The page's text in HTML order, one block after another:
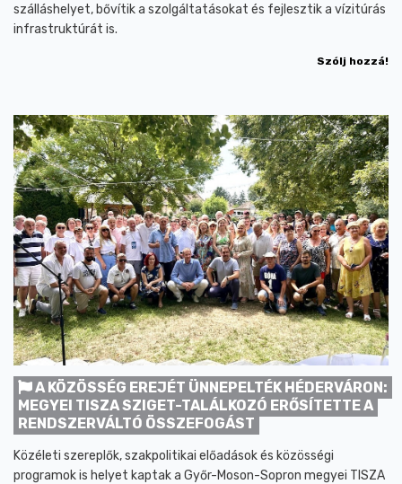
szálláshelyet, bővítik a szolgáltatásokat és fejlesztik a vízitúrás
infrastruktúrát is.
Szólj hozzá!
A KÖZÖSSÉG EREJÉT ÜNNEPELTÉK HÉDERVÁRON:
MEGYEI TISZA SZIGET-TALÁLKOZÓ ERŐSÍTETTE A
RENDSZERVÁLTÓ ÖSSZEFOGÁST
Közéleti szereplők, szakpolitikai előadások és közösségi
programok is helyet kaptak a Győr-Moson-Sopron megyei TISZA